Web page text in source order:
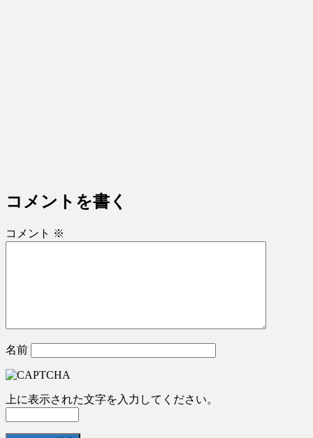
コメントを書く
コメント ※
名前
上に表示された文字を入力してください。